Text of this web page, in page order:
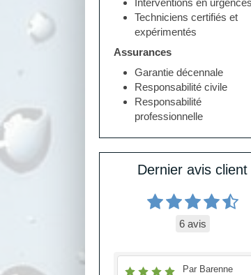
Interventions en urgences
Techniciens certifiés et
expérimentés
Assurances
Garantie décennale
Responsabilité civile
Responsabilité
professionnelle
Dernier avis client
6 avis
Par Barenne